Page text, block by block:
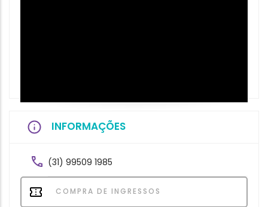
INFORMAÇÕES
(31) 99509 1985
COMPRA DE INGRESSOS